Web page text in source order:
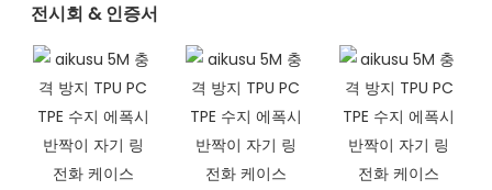
전시회 & 인증서